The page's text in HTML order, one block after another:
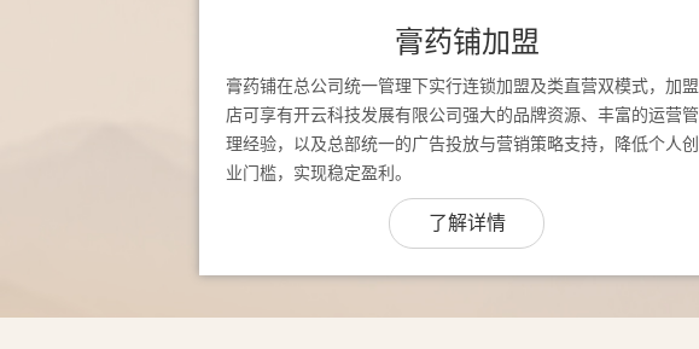
膏药铺加盟
膏药铺在总公司统一管理下实行连锁加盟及类直营双模式，加盟
店可享有开云科技发展有限公司强大的品牌资源、丰富的运营管
理经验，以及总部统一的广告投放与营销策略支持，降低个人创
业门槛，实现稳定盈利。
了解详情